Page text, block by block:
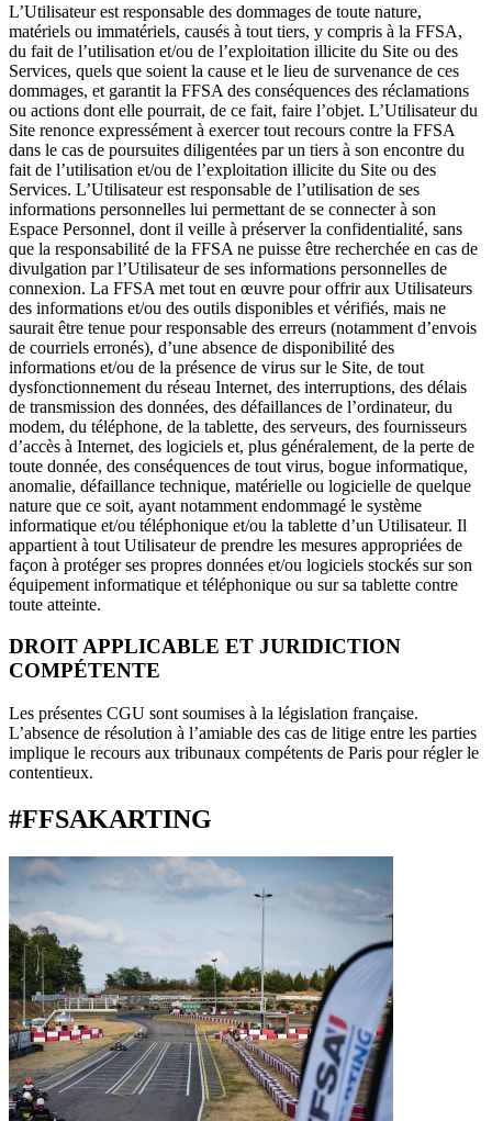
L’Utilisateur est responsable des dommages de toute nature,
matériels ou immatériels, causés à tout tiers, y compris à la FFSA,
du fait de l’utilisation et/ou de l’exploitation illicite du Site ou des
Services, quels que soient la cause et le lieu de survenance de ces
dommages, et garantit la FFSA des conséquences des réclamations
ou actions dont elle pourrait, de ce fait, faire l’objet. L’Utilisateur du
Site renonce expressément à exercer tout recours contre la FFSA
dans le cas de poursuites diligentées par un tiers à son encontre du
fait de l’utilisation et/ou de l’exploitation illicite du Site ou des
Services. L’Utilisateur est responsable de l’utilisation de ses
informations personnelles lui permettant de se connecter à son
Espace Personnel, dont il veille à préserver la confidentialité, sans
que la responsabilité de la FFSA ne puisse être recherchée en cas de
divulgation par l’Utilisateur de ses informations personnelles de
connexion. La FFSA met tout en œuvre pour offrir aux Utilisateurs
des informations et/ou des outils disponibles et vérifiés, mais ne
saurait être tenue pour responsable des erreurs (notamment d’envois
de courriels erronés), d’une absence de disponibilité des
informations et/ou de la présence de virus sur le Site, de tout
dysfonctionnement du réseau Internet, des interruptions, des délais
de transmission des données, des défaillances de l’ordinateur, du
modem, du téléphone, de la tablette, des serveurs, des fournisseurs
d’accès à Internet, des logiciels et, plus généralement, de la perte de
toute donnée, des conséquences de tout virus, bogue informatique,
anomalie, défaillance technique, matérielle ou logicielle de quelque
nature que ce soit, ayant notamment endommagé le système
informatique et/ou téléphonique et/ou la tablette d’un Utilisateur. Il
appartient à tout Utilisateur de prendre les mesures appropriées de
façon à protéger ses propres données et/ou logiciels stockés sur son
équipement informatique et téléphonique ou sur sa tablette contre
toute atteinte.
DROIT APPLICABLE ET JURIDICTION
COMPÉTENTE
Les présentes CGU sont soumises à la législation française.
L’absence de résolution à l’amiable des cas de litige entre les parties
implique le recours aux tribunaux compétents de Paris pour régler le
contentieux.
#FFSAKARTING